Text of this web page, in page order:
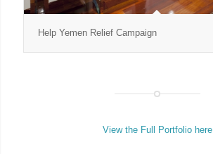
Help Yemen Relief Campaign
View the Full Portfolio here